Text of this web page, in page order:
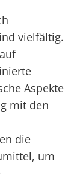
vielfältig.
Aspekte
mit den
die
um